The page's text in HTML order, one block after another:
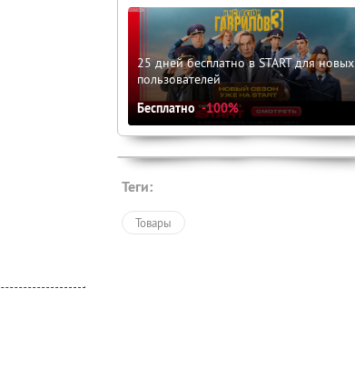
25 дней бесплатно в START для новых
пользователей
Бесплатно -100%
Теги:
Товары